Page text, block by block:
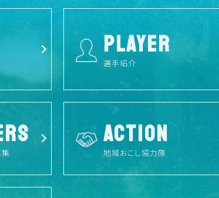
PLAYER
選手紹介
ACTION
地域おこし協力隊